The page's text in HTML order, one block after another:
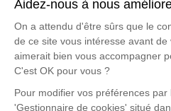
poèmes ou des textes. Cet
d'expression dédié à honorer
MESSÉ.
Un service de plantation
disponible ici.